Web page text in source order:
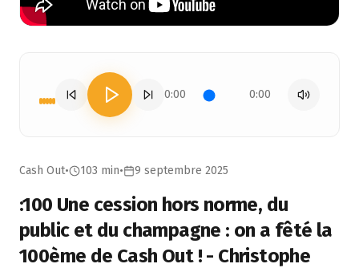
0:00 0:00
Cash Out• 103 min• 9 septembre 2025
:100 Une cession hors norme, du
public et du champagne : on a fêté la
100ème de Cash Out ! - Christophe